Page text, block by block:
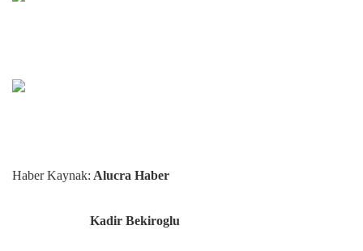
Haber Kaynak: Alucra Haber
Kadir Bekiroglu